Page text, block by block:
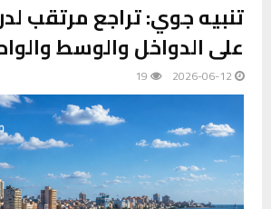
تنبيه جوي: تراجع مرتقب
على الدواخل والوسط
2026-06-12
19